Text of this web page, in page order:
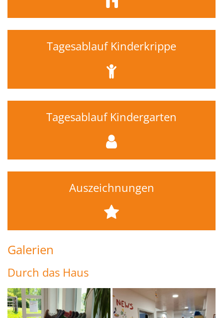
Tagesablauf Kinderkrippe
Tagesablauf Kindergarten
Auszeichnungen
Galerien
Durch das Haus